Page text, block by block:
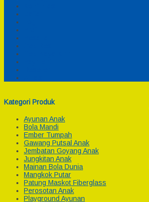
Kategori Produk
Ayunan Anak
Bola Mandi
Ember Tumpah
Gawang Putsal Anak
Jembatan Goyang Anak
Jungkitan Anak
Mainan Bola Dunia
Mangkok Putar
Patung Maskot Fiberglass
Perosotan Anak
Playground Ayunan